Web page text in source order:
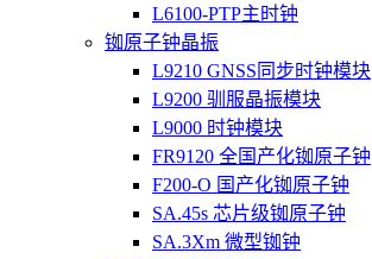
L6100-PTP主时钟
铷原子钟晶振
L9210 GNSS同步时钟模块
L9200 驯服晶振模块
L9000 时钟模块
FR9120 全国产化铷原子钟
F200-O 国产化铷原子钟
SA.45s 芯片级铷原子钟
SA.3Xm 微型铷钟